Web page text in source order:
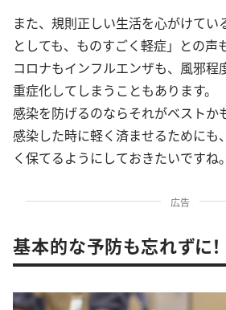
また、規則正しい生活を心がけてい
としても、ものすごく軽症」との声
コロナもインフルエンザも、風邪程
重症化してしまうこともあります。
感染を防げるのならそれがベストか
感染した時に軽く済ませるためにも
く保てるようにしておきたいですね。
広告
基本的な予防も忘れずに！